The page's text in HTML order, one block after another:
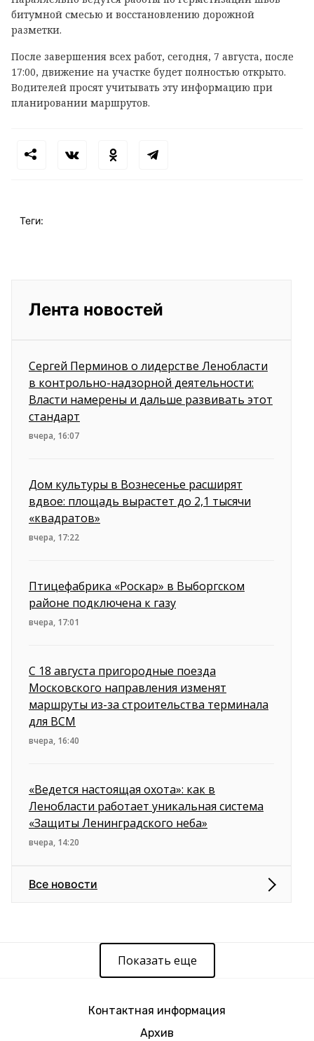
битумной смесью и восстановлению дорожной
разметки.
После завершения всех работ, сегодня, 7 августа, после
17:00, движение на участке будет полностью открыто.
Водителей просят учитывать эту информацию при
планировании маршрутов.
Теги:
Лента новостей
Сергей Перминов о лидерстве Ленобласти
в контрольно-надзорной деятельности:
Власти намерены и дальше развивать этот
стандарт
вчера, 16:07
Дом культуры в Вознесенье расширят
вдвое: площадь вырастет до 2,1 тысячи
«квадратов»
вчера, 17:22
Птицефабрика «Роскар» в Выборгском
районе подключена к газу
вчера, 17:01
С 18 августа пригородные поезда
Московского направления изменят
маршруты из-за строительства терминала
для ВСМ
вчера, 16:40
«Ведется настоящая охота»: как в
Ленобласти работает уникальная система
«Защиты Ленинградского неба»
вчера, 14:20
Все новости
Показать еще
Контактная информация
Архив